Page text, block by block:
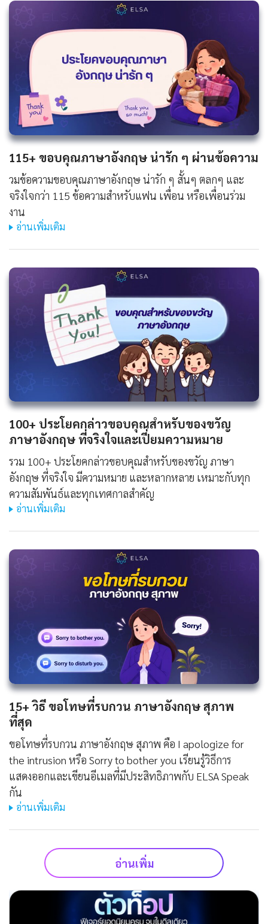
115+ ขอบคุณภาษาอังกฤษ น่ารัก ๆ ผ่านข้อความ
วมข้อความขอบคุณภาษาอังกฤษ น่ารัก ๆ สั้นๆ ตลกๆ และ
จริงใจกว่า 115 ข้อความสำหรับแฟน เพื่อน หรือเพื่อนร่วม
งาน
อ่านเพิ่มเติม
100+ ประโยคกล่าวขอบคุณสำหรับของขวัญ
ภาษาอังกฤษ ที่จริงใจและเปี่ยมความหมาย
รวม 100+ ประโยคกล่าวขอบคุณสำหรับของขวัญ ภาษา
อังกฤษ ที่จริงใจ มีความหมาย และหลากหลาย เหมาะกับทุก
ความสัมพันธ์และทุกเทศกาลสำคัญ
อ่านเพิ่มเติม
15+ วิธี ขอโทษที่รบกวน ภาษาอังกฤษ สุภาพ
ที่สุด
ขอโทษที่รบกวน ภาษาอังกฤษ สุภาพ คือ I apologize for
the intrusion หรือ Sorry to bother you เรียนรู้วิธีการ
แสดงออกและเขียนอีเมลที่มีประสิทธิภาพกับ ELSA Speak
กัน
อ่านเพิ่มเติม
อ่านเพิ่ม